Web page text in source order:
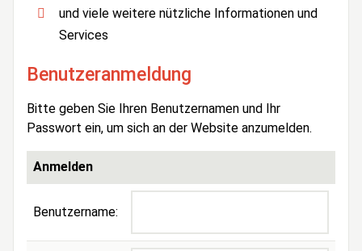
und viele weitere nützliche Informationen und
Services
Benutzeranmeldung
Bitte geben Sie Ihren Benutzernamen und Ihr
Passwort ein, um sich an der Website anzumelden.
Anmelden
Benutzername: